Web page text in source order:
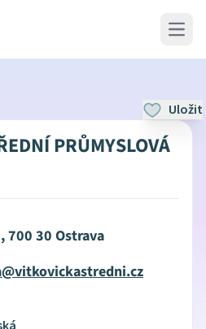
Open
Uložit
PRŮMYSLOVÁ
700 30 Ostrava